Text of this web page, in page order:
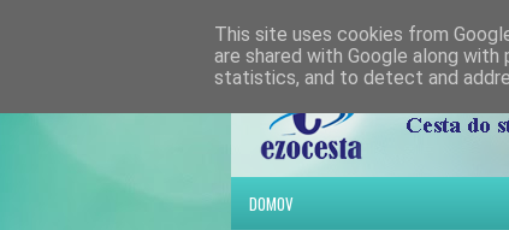
DOMOV
This site uses cookies from
are shared with Google along
statistics, and to detect and